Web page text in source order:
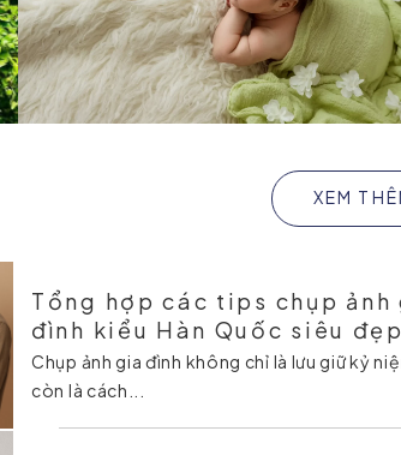
XEM
Tổng hợp các tips chụp ảnh
đình kiểu Hàn Quốc siêu đẹp
Chụp ảnh gia đình không chỉ là lưu giữ kỷ
còn là cách...